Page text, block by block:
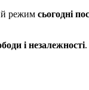
режим сьогодні
і незалежності